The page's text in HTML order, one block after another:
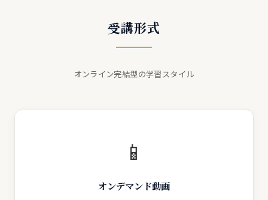
受講形式
オンライン完結型の学習スタイル
📱
オンデマンド動画